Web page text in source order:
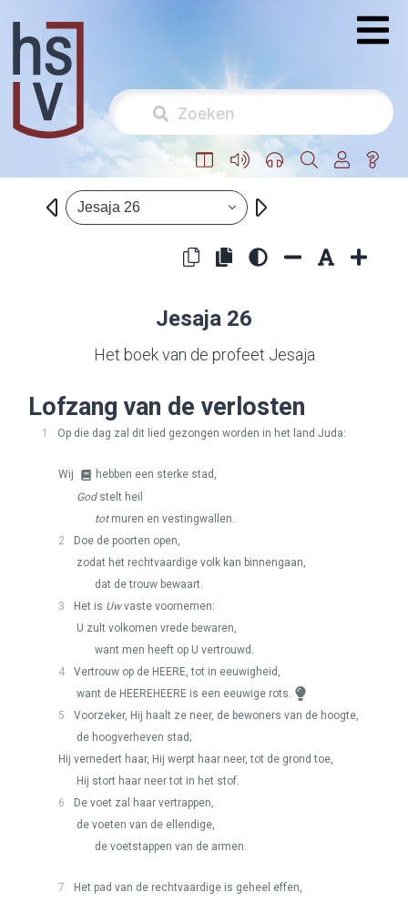
Jesaja 26
Jesaja 26
Het boek van de profeet Jesaja
Lofzang van de verlosten
1 Op die dag zal dit lied gezongen worden in het land Juda:
Wij
hebben een sterke stad,
Godstelt heil
totmuren en vestingwallen.
2
Doe de poorten open,
zodat het rechtvaardige volk kan binnengaan,
dat de trouw bewaart.
3
Het is Uwvaste voornemen:
U zult volkomen vrede bewaren,
want men heeft op U vertrouwd.
4
Vertrouw op de HEERE, tot in eeuwigheid,
want de HEEREHEERE is een eeuwige rots.
5
Voorzeker, Hij haalt ze neer, de bewoners van de hoogte,
de hoogverheven stad;
Hij vernedert haar, Hij werpt haar neer, tot de grond toe,
Hij stort haar neer tot in het stof.
6
De voet zal haar vertrappen,
de voeten van de ellendige,
de voetstappen van de armen.
7
Het pad van de rechtvaardige is geheel effen,